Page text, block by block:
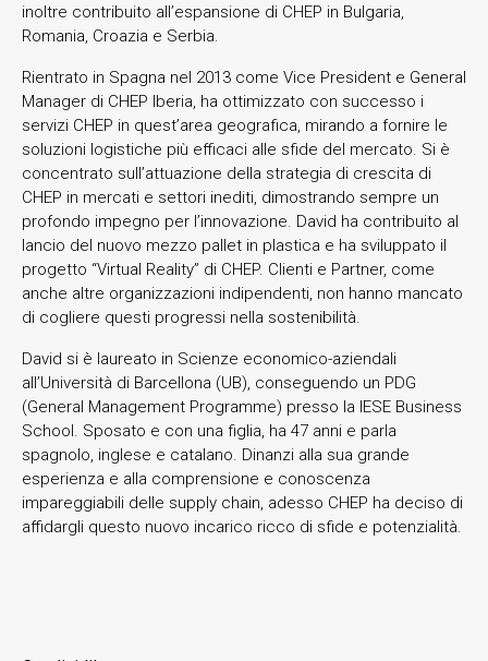
inoltre contribuito all’espansione di CHEP in Bulgaria,
Romania, Croazia e Serbia.
Rientrato in Spagna nel 2013 come Vice President e General
Manager di CHEP Iberia, ha ottimizzato con successo i
servizi CHEP in quest’area geografica, mirando a fornire le
soluzioni logistiche più efficaci alle sfide del mercato. Si è
concentrato sull’attuazione della strategia di crescita di
CHEP in mercati e settori inediti, dimostrando sempre un
profondo impegno per l’innovazione. David ha contribuito al
lancio del nuovo mezzo pallet in plastica e ha sviluppato il
progetto “Virtual Reality” di CHEP. Clienti e Partner, come
anche altre organizzazioni indipendenti, non hanno mancato
di cogliere questi progressi nella sostenibilità.
David si è laureato in Scienze economico-aziendali
all’Università di Barcellona (UB), conseguendo un PDG
(General Management Programme) presso la IESE Business
School. Sposato e con una figlia, ha 47 anni e parla
spagnolo, inglese e catalano. Dinanzi alla sua grande
esperienza e alla comprensione e conoscenza
impareggiabili delle supply chain, adesso CHEP ha deciso di
affidargli questo nuovo incarico ricco di sfide e potenzialità.